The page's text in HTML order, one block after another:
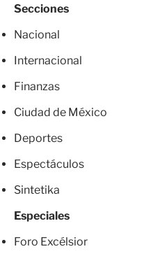
Secciones
Nacional
Internacional
Finanzas
Ciudad de México
Deportes
Espectáculos
Sintetika
Especiales
Foro Excélsior